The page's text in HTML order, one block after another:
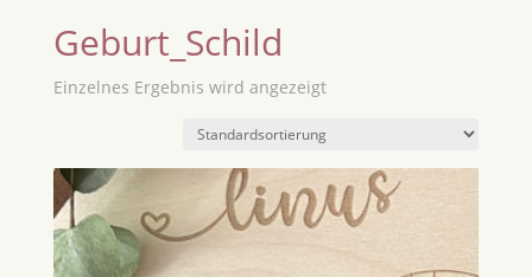
Geburt_Schild
Einzelnes Ergebnis wird angezeigt